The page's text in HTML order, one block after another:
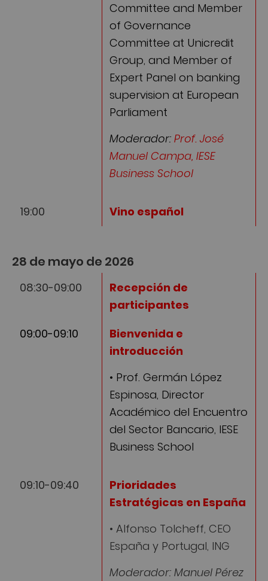
Committee and Member
of Governance
Committee at Unicredit
Group, and Member of
Expert Panel on banking
supervision at European
Parliament
Moderador: Prof. José
Manuel Campa, IESE
Business School
19:00 Vino español
28 de mayo de 2026
08:30-09:00
Recepción de
participantes
09:00-09:10
Bienvenida e
introducción
• Prof. Germán López
Espinosa, Director
Académico del Encuentro
del Sector Bancario, IESE
Business School
09:10-09:40
Prioridades
Estratégicas en España
• Alfonso Tolcheff, CEO
España y Portugal, ING
Moderador: Manuel Pérez